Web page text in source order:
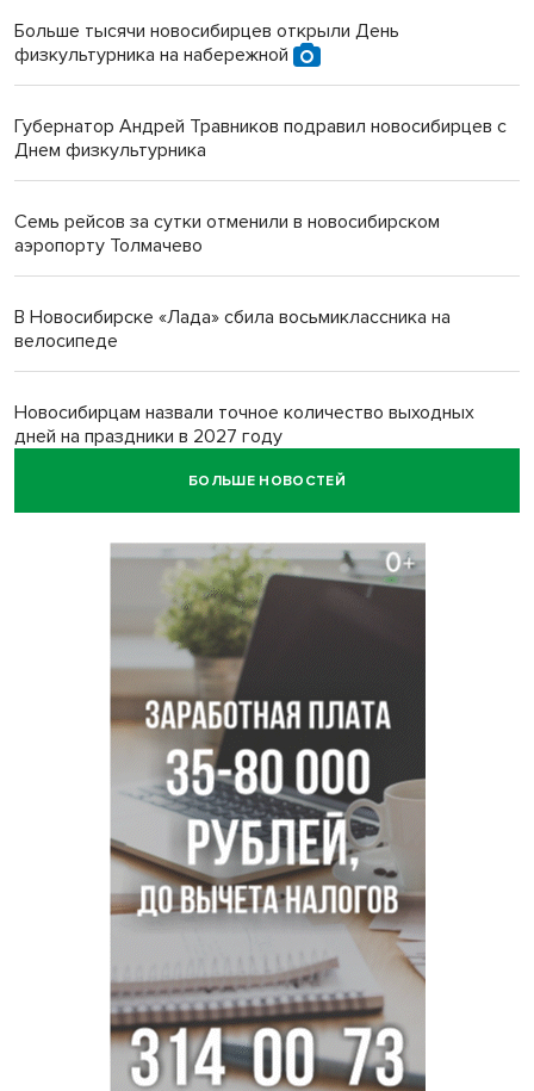
Больше тысячи новосибирцев открыли День
физкультурника на набережной
Губернатор Андрей Травников подравил новосибирцев с
Днем физкультурника
Семь рейсов за сутки отменили в новосибирском
аэропорту Толмачево
В Новосибирске «Лада» сбила восьмиклассника на
велосипеде
Новосибирцам назвали точное количество выходных
дней на праздники в 2027 году
БОЛЬШЕ НОВОСТЕЙ